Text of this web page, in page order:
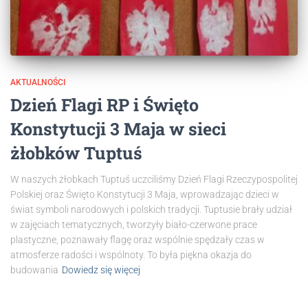
AKTUALNOŚCI
Dzień Flagi RP i Święto
Konstytucji 3 Maja w sieci
żłobków Tuptuś
W naszych żłobkach Tuptuś uczciliśmy Dzień Flagi Rzeczypospolitej
Polskiej oraz Święto Konstytucji 3 Maja, wprowadzając dzieci w
świat symboli narodowych i polskich tradycji. Tuptusie brały udział
w zajęciach tematycznych, tworzyły biało-czerwone prace
plastyczne, poznawały flagę oraz wspólnie spędzały czas w
atmosferze radości i wspólnoty. To była piękna okazja do
budowania Dowiedz się więcej